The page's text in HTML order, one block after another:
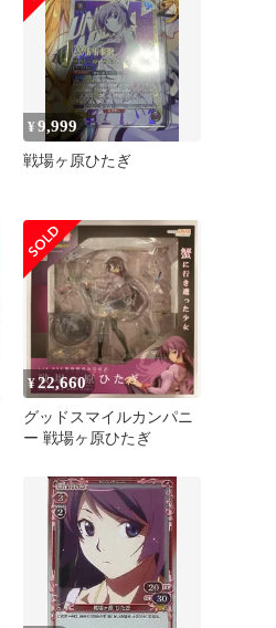
¥9,999
戦場ヶ原ひたぎ
¥22,660
グッドスマイルカンパニ
ー 戦場ヶ原ひたぎ